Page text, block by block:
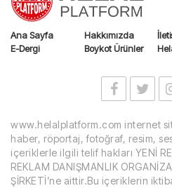
Ana Sayfa Hakkımızda
E-Dergi
Boykot Ürünler
www.helalplatform.com internet
haber, röportaj, fotoğraf, resim,
içeriklerle ilgili telif hakları YENİ
REKLAM DANIŞMANLIK
ŞİRKETİ’ne aittir.Bu içeriklerin